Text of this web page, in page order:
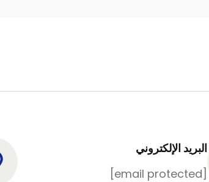
البريد الإلكتروني
[email protected]